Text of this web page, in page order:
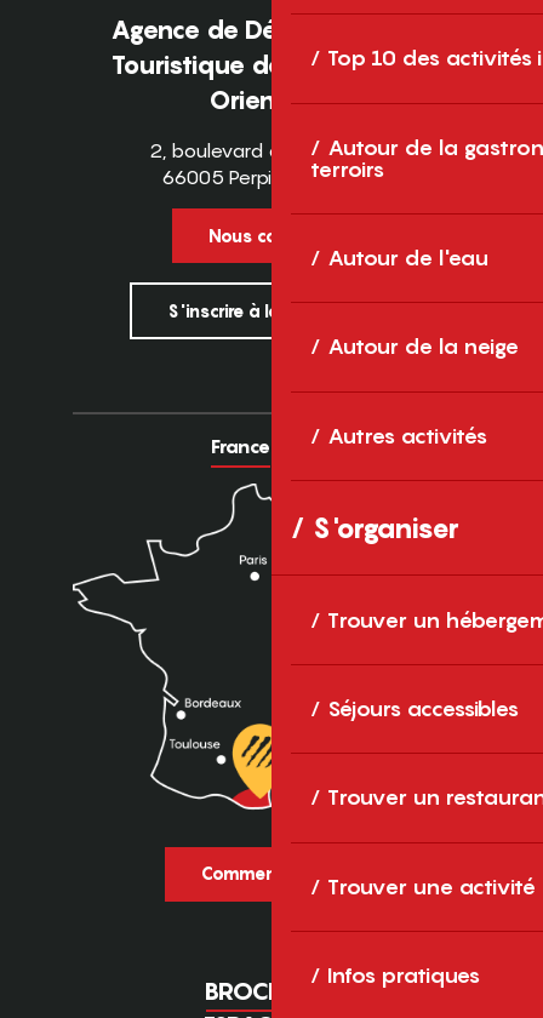
Top 10 des activités
Autour de la
terroirs
Autour de l'eau
Autour de la neige
Autres activités
S'organiser
Trouver un
Séjours accessibles
Trouver un
Trouver une activité
Infos pratiques
Agence de Développement
Touristique des Pyrénées-
Orientales
2, boulevard des Pyrénées
66005 Perpignan Cedex
Nous contacter
S'inscrire à la newsletter
France Europe
Comment venir ?
BROCHURES